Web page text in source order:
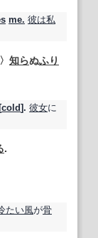
me. 彼は私
知らぬふり
[cold]. 彼女に
.
たい風が骨